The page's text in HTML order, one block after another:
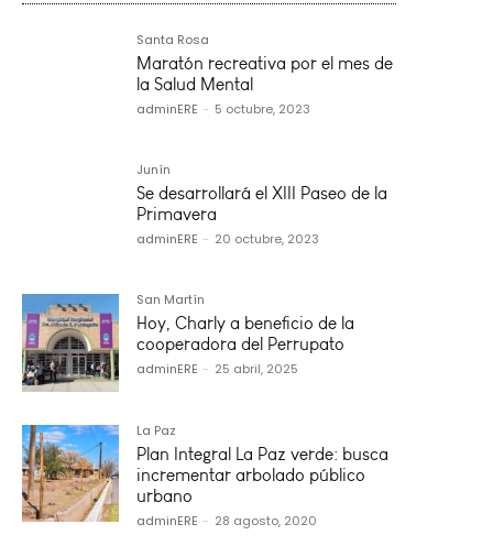
Santa Rosa
Maratón recreativa por el mes de
la Salud Mental
adminERE - 5 octubre, 2023
Junín
Se desarrollará el XIII Paseo de la
Primavera
adminERE - 20 octubre, 2023
San Martín
Hoy, Charly a beneficio de la
cooperadora del Perrupato
adminERE - 25 abril, 2025
La Paz
Plan Integral La Paz verde: busca
incrementar arbolado público
urbano
adminERE - 28 agosto, 2020